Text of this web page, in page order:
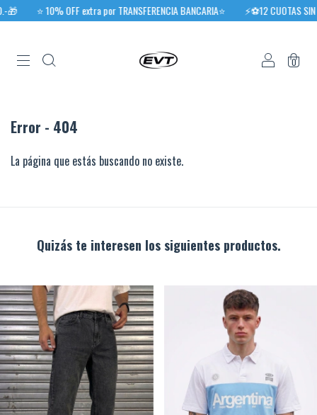
⭐️ 10% OFF extra por TRANSFERENCIA BANCARIA⭐️ ⚡⚽12 CUOTAS
0
Error - 404
La página que estás buscando no existe.
Quizás te interesen los siguientes productos.